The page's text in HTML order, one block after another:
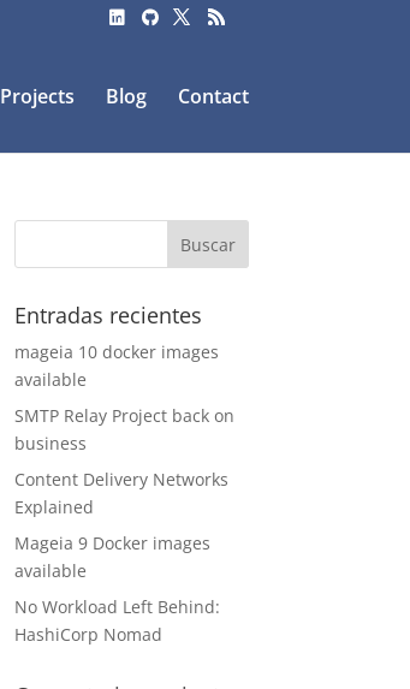
Projects Blog Contact
Entradas recientes
mageia 10 docker images
available
SMTP Relay Project back on
business
Content Delivery Networks
Explained
Mageia 9 Docker images
available
No Workload Left Behind:
HashiCorp Nomad